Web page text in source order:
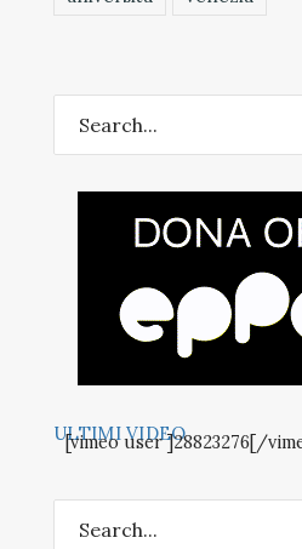
ULTIMI VIDEO
[vimeo user ]28823276[/